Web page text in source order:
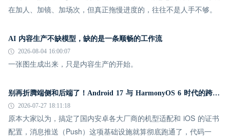
在加人、加镜、加场次，但真正拖慢进度的，往往不是人手不够。
AI 内容生产不缺模型，缺的是一条顺畅的工作流
2026-08-04 16:00:07
一张图生成出来，只是内容生产的开始。
别再折腾端侧和后端了！Android 17 与 HarmonyOS 6 时代的跨平台推送指南
2026-07-27 18:11:18
原本大家以为，搞定了国内安卓各大厂商的机型适配和 iOS 的证书
配置，消息推送（Push）这项基础设施就算彻底跑通了，代码一